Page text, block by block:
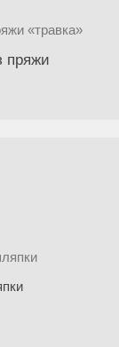
пряжи